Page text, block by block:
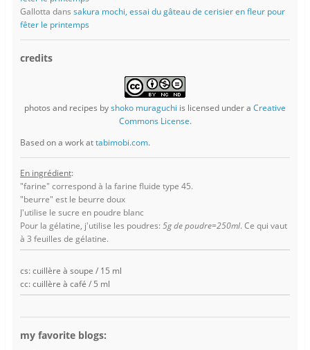
Gallotta dans sakura mochi, essai du gâteau de cerisier en fleur pour
fêter le printemps
credits
photos and recipes byshoko muraguchi is licensed under a Creative
Commons License.
Based on a work attabimobi.com.
En ingrédient:
"farine" correspond à la farine fluide type 45.
"beurre" est le beurre doux
J'utilise le sucre en poudre blanc
Pour la gélatine, j'utilise les poudres: 5g de poudre=250ml. Ce qui vaut
à 3 feuilles de gélatine.
cs: cuillère à soupe / 15 ml
cc: cuillère à café / 5 ml
my favorite blogs: